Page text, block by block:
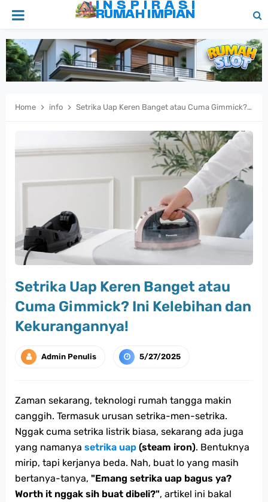
Home info Setrika Uap Keren Banget atau Cuma Gimmick? Ini Kelebihan dan Kekurangannya!
Setrika Uap Keren Banget atau
Cuma Gimmick? Ini Kelebihan dan
Kekurangannya!
Admin Penulis 5/27/2025
Zaman sekarang, teknologi rumah tangga makin
canggih. Termasuk urusan setrika-men-setrika.
Nggak cuma setrika listrik biasa, sekarang ada juga
yang namanya setrika uap (steam iron). Bentuknya
mirip, tapi kerjanya beda. Nah, buat lo yang masih
bertanya-tanya, "Emang setrika uap bagus ya?
Worth it nggak sih buat dibeli?", artikel ini bakal